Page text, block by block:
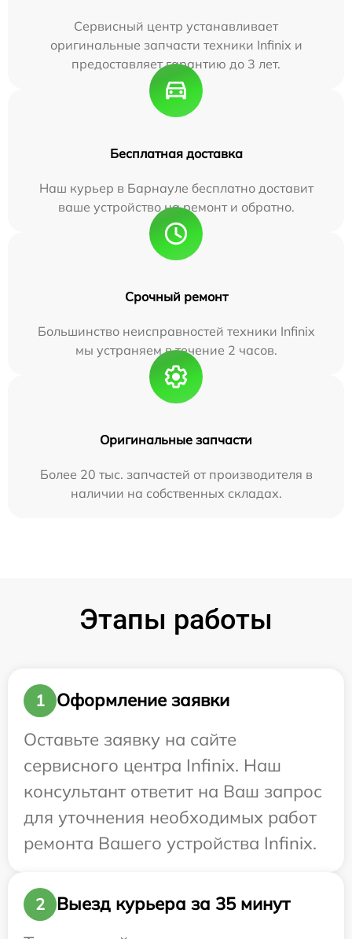
Сервисный центр устанавливает
оригинальные запчасти техники Infinix и
предоставляет гарантию до 3 лет.
Бесплатная доставка
Наш курьер в Барнауле бесплатно доставит
ваше устройство на ремонт и обратно.
Срочный ремонт
Большинство неисправностей техники Infinix
мы устраняем в течение 2 часов.
Оригинальные запчасти
Более 20 тыс. запчастей от производителя в
наличии на собственных складах.
Этапы работы
1
Оформление заявки
Оставьте заявку на сайте
сервисного центра Infinix. Наш
консультант ответит на Ваш запрос
для уточнения необходимых работ
ремонта Вашего устройства Infinix.
2
Выезд курьера за 35 минут